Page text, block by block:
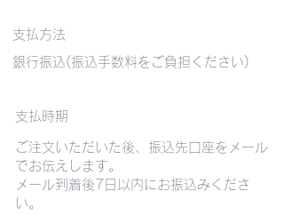
支払方法
銀行振込(振込手数料をご負担ください)
支払時期
ご注文いただいた後、振込先口座をメール
でお伝えします。
メール到着後7日以内にお振込みくださ
い。